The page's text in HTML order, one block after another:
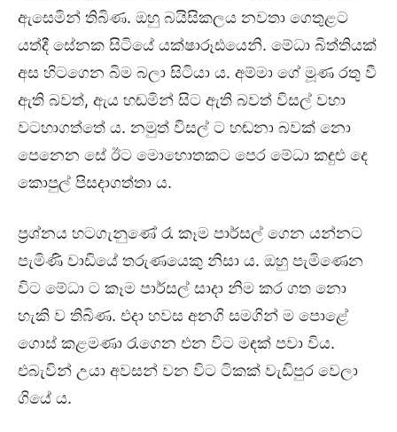
ඇසෙමින් තිබිණ. ඔහු බයිසිකලය නවතා ගෙතුළට
යත්දී සේනක සිටියේ යක්ෂාරූඪයෙනි. මේධා බිත්තියක්
අස හිටගෙන බිම බලා සිටියා ය. අම්මා ගේ මූණ රතු වී
ඇති බවත්, ඇය හඬමින් සිට ඇති බවත් විසල් වහා
වටහාගත්තේ ය. නමුත් විසල් ට හඬනා බවක් නො
පෙනෙන සේ ඊට මොහොතකට පෙර මේධා කඳුළු දෙ
කොපුල් පිසදාගත්තා ය.
ප්‍රශ්නය හටගැනුණේ රෑ කෑම පාර්සල් ගෙන යන්නට
පැමිණි වාඩියේ තරුණයෙකු නිසා ය. ඔහු පැමිණෙන
විට මේධා ට කෑම පාර්සල් සාදා නිම කර ගත නො
හැකි ව තිබිණ. එදා හවස අනගි සමගින් ම පොළේ
ගොස් කළමණා රැගෙන එන විට මඳක් පවා විය.
එබැවින් උයා අවසන් වන විට ටිකක් වැඩිපුර වෙලා
ගියේ ය.